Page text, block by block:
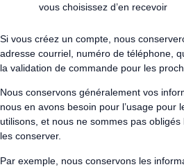
vous choisissez d’en recevoir
Si vous créez un compte, nous
adresse courriel, numéro de téléphone,
la validation de commande pour les
Nous conservons généralement vos
nous en avons besoin pour l’usage pour
utilisons, et nous ne sommes pas
les conserver.
Par exemple, nous conservons les